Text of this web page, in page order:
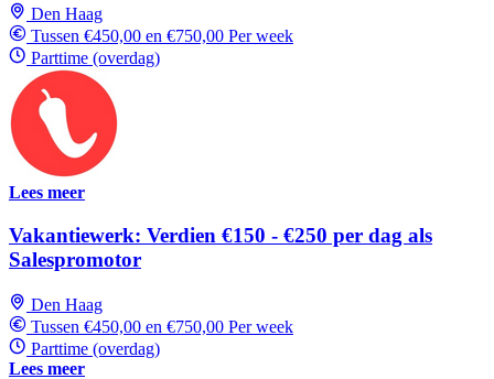
Den Haag
Tussen €450,00 en €750,00 Per week
Parttime (overdag)
Lees meer
Vakantiewerk: Verdien €150 - €250 per dag als
Salespromotor
Den Haag
Tussen €450,00 en €750,00 Per week
Parttime (overdag)
Lees meer